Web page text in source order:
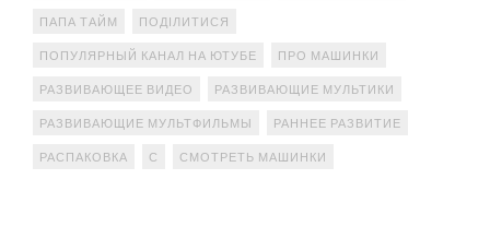
ПАПА ТАЙМ ПОДІЛИТИСЯ
ПОПУЛЯРНЫЙ КАНАЛ НА ЮТУБЕ ПРО МАШИНКИ
РАЗВИВАЮЩЕЕ ВИДЕО РАЗВИВАЮЩИЕ МУЛЬТИКИ
РАЗВИВАЮЩИЕ МУЛЬТФИЛЬМЫ РАННЕЕ РАЗВИТИЕ
РАСПАКОВКА С СМОТРЕТЬ МАШИНКИ